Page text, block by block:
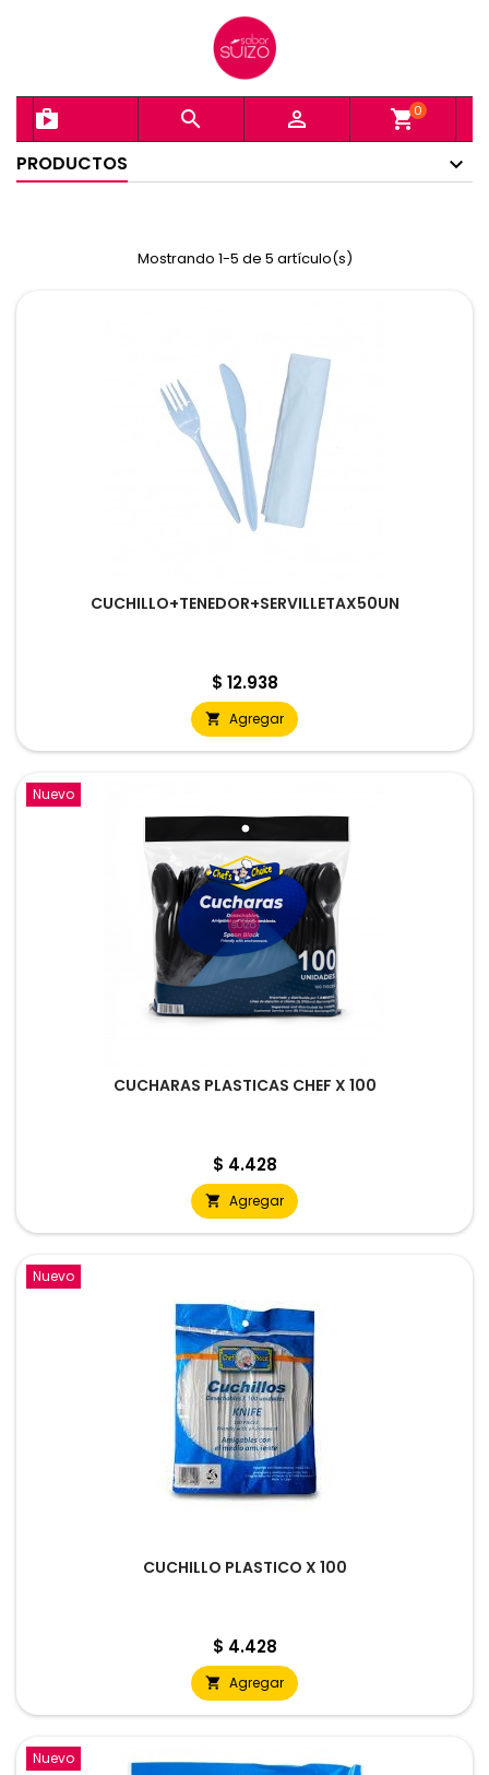
shopping_bag
  shopping_cart0
PRODUCTOS
Mostrando 1-5 de 5 artículo(s)
CUCHILLO+TENEDOR+SERVILLETAX50UN
Precio
$ 12.938
 Agregar
Nuevo
CUCHARAS PLASTICAS CHEF X 100
Precio
$ 4.428
 Agregar
Nuevo
CUCHILLO PLASTICO X 100
Precio
$ 4.428
 Agregar
Nuevo